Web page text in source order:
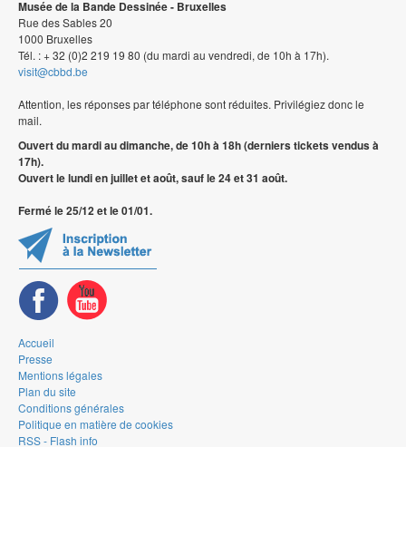
Musée de la Bande Dessinée - Bruxelles
Rue des Sables 20
1000 Bruxelles
Tél. : + 32 (0)2 219 19 80 (du mardi au vendredi, de 10h à 17h).
visit@cbbd.be
Attention, les réponses par téléphone sont réduites. Privilégiez donc le
mail.
Ouvert du mardi au dimanche, de 10h à 18h (derniers tickets vendus à
17h).
Ouvert le lundi en juillet et août, sauf le 24 et 31 août.
Fermé le 25/12 et le 01/01.
Accueil
Presse
Mentions légales
Plan du site
Conditions générales
Politique en matière de cookies
RSS - Flash info